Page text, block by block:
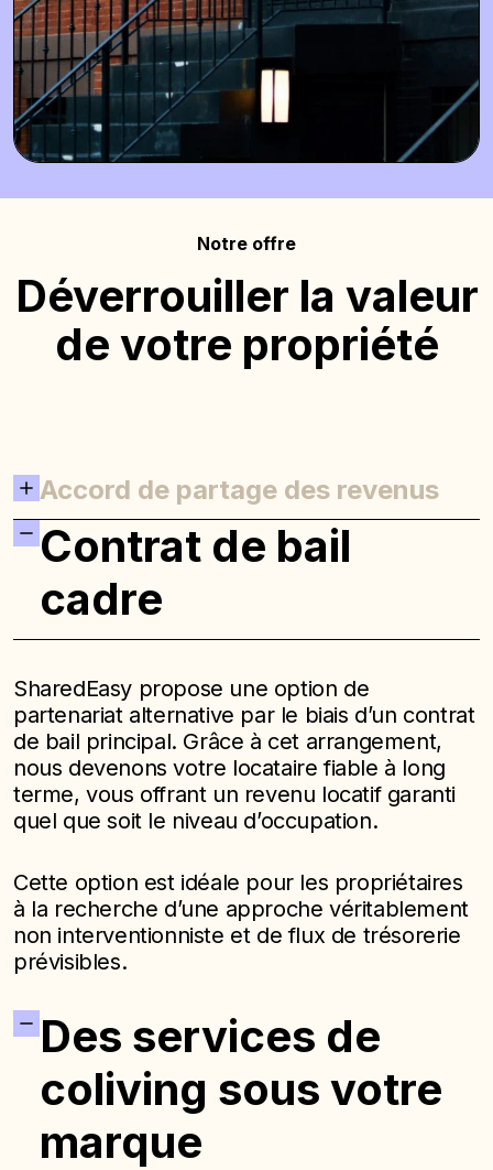
Notre offre
Déverrouiller la valeur
de votre propriété
Accord de partage des revenus
Contrat de bail
cadre
SharedEasy propose une option de
partenariat alternative par le biais d’un contrat
de bail principal. Grâce à cet arrangement,
nous devenons votre locataire fiable à long
terme, vous offrant un revenu locatif garanti
quel que soit le niveau d’occupation.
Cette option est idéale pour les propriétaires
à la recherche d’une approche véritablement
non interventionniste et de flux de trésorerie
prévisibles.
Des services de
coliving sous votre
marque